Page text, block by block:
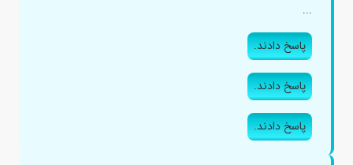
...
پاسخ دادند.
پاسخ دادند.
پاسخ دادند.